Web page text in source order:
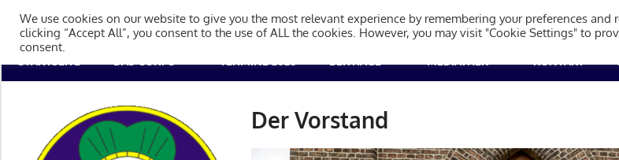
Inhalt
springen
Tambourcorps Concordia Holzheim 1923
Tambourcorps
Der Vorstand
We use cookies on our website to give you the most relevant experience by remembering your preferences and
clicking “Accept All”, you consent to the use of ALL the cookies. However, you may visit "Cookie Settings" to
consent.